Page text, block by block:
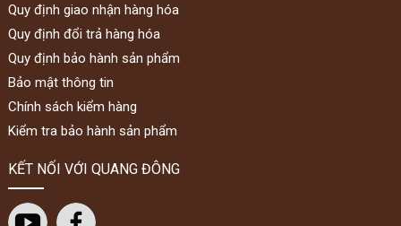
Quy định giao nhận hàng hóa
Quy định đổi trả hàng hóa
Quy định bảo hành sản phẩm
Bảo mật thông tin
Chính sách kiểm hàng
Kiểm tra bảo hành sản phẩm
KẾT NỐI VỚI QUANG ĐÔNG